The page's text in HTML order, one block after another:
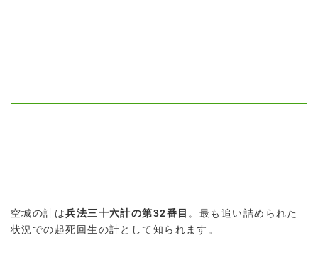
空城の計は兵法三十六計の第32番目 。最も追い詰められた
状況での起死回生の計として知られます。